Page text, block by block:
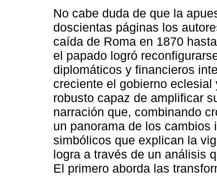
No cabe duda de que la
doscientas páginas los
caída de Roma en 1870
el papado logró
diplomáticos y financieros
creciente el gobierno
robusto capaz de amplificar
narración que, combinando
un panorama de los
simbólicos que explican la
logra a través de un análisis
El primero aborda las